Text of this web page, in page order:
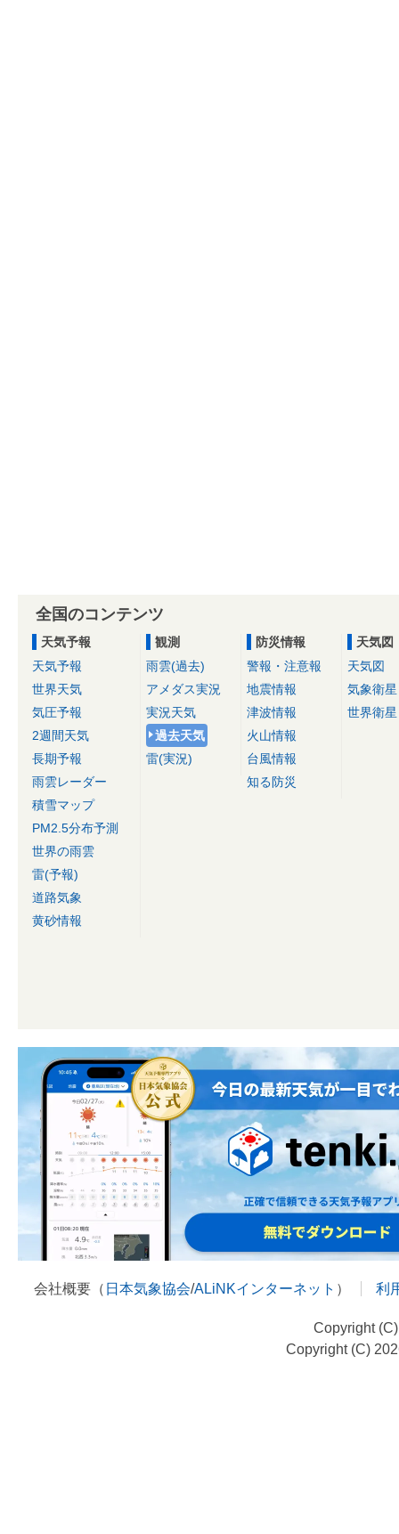
全国のコンテンツ
天気予報
天気予報
世界天気
気圧予報
2週間天気
長期予報
雨雲レーダー
積雪マップ
PM2.5分布予測
世界の雨雲
雷(予報)
道路気象
黄砂情報
観測
雨雲(過去)
アメダス実況
実況天気
過去天気
雷(実況)
防災情報
警報・注意報
地震情報
津波情報
火山情報
台風情報
知る防災
天気図
天気図
気象衛星
世界衛星
会社概要（ 日本気象協会/ALiNKインターネット ） 利
Copyright
Copyright (C)